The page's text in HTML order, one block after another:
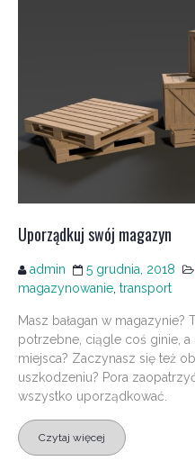
Uporządkuj swój magazyn
admin 5 grudnia, 2018
magazynowanie transport
Masz bałagan w
potrzebne, ciągle coś ginie,
miejsca? Zaczynasz się też
uszkodzeniu? Pora
wszystko uporządkować.
Czytaj więcej